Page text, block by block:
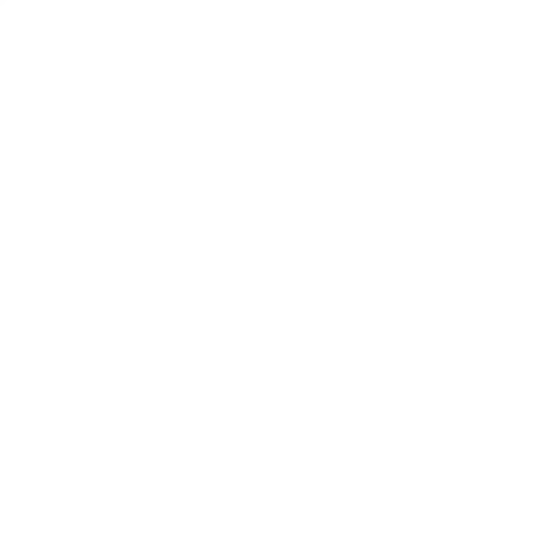
de confidentialité, en garantissant la conformité avec